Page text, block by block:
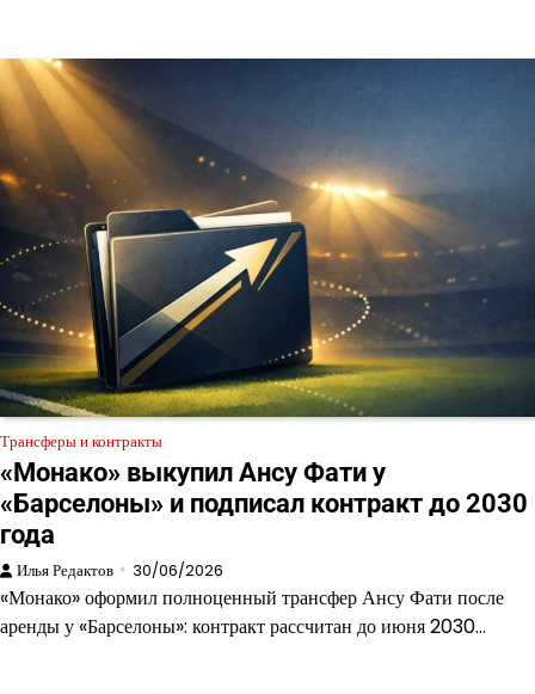
Трансферы и контракты
«Монако» выкупил Ансу Фати у
«Барселоны» и подписал контракт до 2030
года
Илья Редактов 30/06/2026
«Монако» оформил полноценный трансфер Ансу Фати после
аренды у «Барселоны»: контракт рассчитан до июня 2030…